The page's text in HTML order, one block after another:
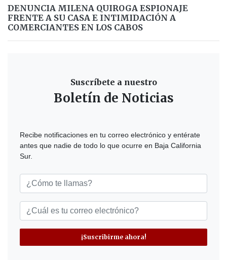
DENUNCIA MILENA QUIROGA ESPIONAJE
FRENTE A SU CASA E INTIMIDACIÓN A
COMERCIANTES EN LOS CABOS
Suscríbete a nuestro
Boletín de Noticias
Recibe notificaciones en tu correo electrónico y entérate
antes que nadie de todo lo que ocurre en Baja California
Sur.
¡Suscribirme ahora!